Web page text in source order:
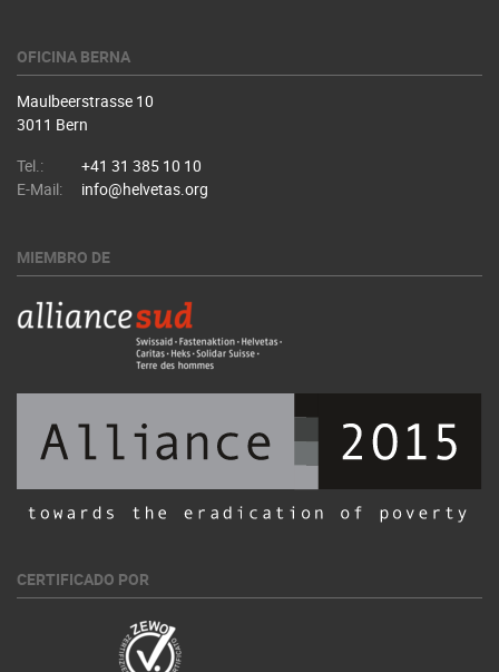
OFICINA BERNA
Maulbeerstrasse 10
3011 Bern
Tel.:
+41 31 385 10 10
E-Mail:
info@helvetas.org
MIEMBRO DE
CERTIFICADO POR